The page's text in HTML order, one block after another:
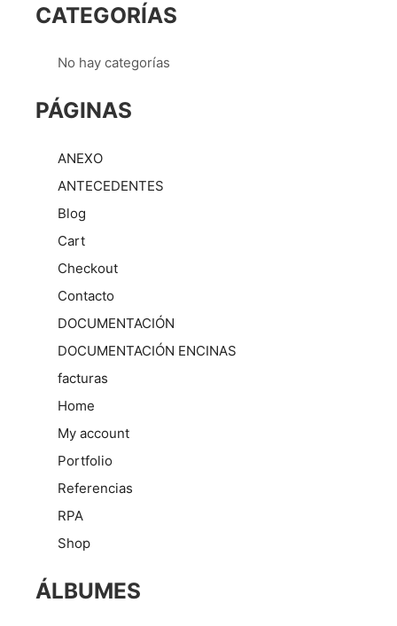
CATEGORÍAS
No hay categorías
PÁGINAS
ANEXO
ANTECEDENTES
Blog
Cart
Checkout
Contacto
DOCUMENTACIÓN
DOCUMENTACIÓN ENCINAS
facturas
Home
My account
Portfolio
Referencias
RPA
Shop
ÁLBUMES